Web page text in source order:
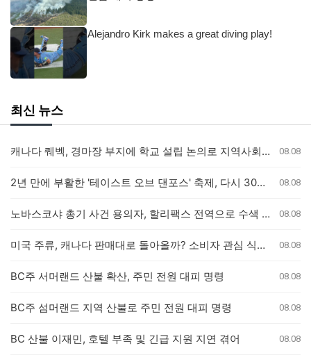
Alejandro Kirk makes a great diving play!
최신 뉴스
캐나다 퀘벡, 경마장 부지에 학교 설립 논의로 지역사회 갈등 08.08
2년 만에 부활한 '테이스트 오브 댄포스' 축제, 다시 30년 이어가길 08.08
노바스코샤 총기 사건 용의자, 할리팩스 전역으로 수색 확대 08.08
미국 주류, 캐나다 판매대로 돌아올까? 소비자 관심 식었나 08.08
BC주 서머랜드 산불 확산, 주민 전원 대피 명령 08.08
BC주 섬머랜드 지역 산불로 주민 전원 대피 명령 08.08
BC 산불 이재민, 호텔 부족 및 긴급 지원 지연 겪어 08.08